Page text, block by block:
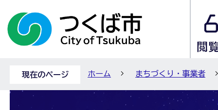
現在のページ ホーム まちづくり・事業者